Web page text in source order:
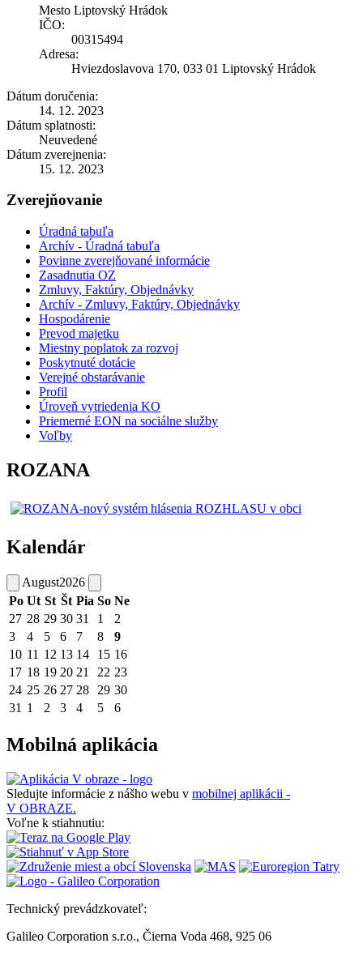
Mesto Liptovský Hrádok
IČO:
00315494
Adresa:
Hviezdoslavova 170, 033 01 Liptovský Hrádok
Dátum doručenia:
14. 12. 2023
Dátum splatnosti:
Neuvedené
Dátum zverejnenia:
15. 12. 2023
Zverejňovanie
Úradná tabuľa
Archív - Úradná tabuľa
Povinne zverejňované informácie
Zasadnutia OZ
Zmluvy, Faktúry, Objednávky
Archív - Zmluvy, Faktúry, Objednávky
Hospodárenie
Prevod majetku
Miestny poplatok za rozvoj
Poskytnuté dotácie
Verejné obstarávanie
Profil
Úroveň vytriedenia KO
Priemerné EON na sociálne služby
Voľby
ROZANA
Kalendár
August2026
Po Ut St Št Pia So Ne
27 28 29 30 31 1
2
3
4 5 6 7 8
9
10 11 12 13 14 15 16
17 18 19 20 21 22 23
24 25 26 27 28 29 30
31 1 2 3 4 5 6
Mobilná aplikácia
Sledujte informácie z nášho webu v mobilnej aplikácii -
V OBRAZE.
Voľne k stiahnutiu:
Technický prevádzkovateľ:
Galileo Corporation s.r.o., Čierna Voda 468, 925 06